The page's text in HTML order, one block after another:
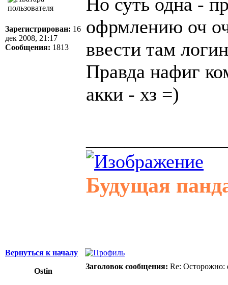
Зарегистрирован: 16
дек 2008, 21:17
Сообщения: 1813
офрмлению оч
ввести там
Правда нафиг
акки - хз =)
Будущая
Вернуться к началу
Оstin
Заголовок сообщения: Re: Осторожно: